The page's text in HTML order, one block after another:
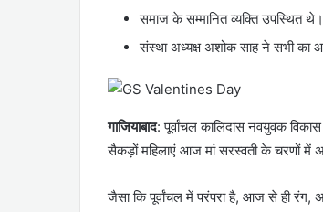
समाज के सम्मानित व्यक्ति उपस्थित थे।
संस्था अध्यक्ष अशोक साह ने सभी का
गाजियाबाद: पूर्वांचल कालिदास नवयुवक
सैकड़ों महिलाएं आज मां सरस्वती के चरणों में
जैसा कि पूर्वांचल में परंपरा है, आज से ही रंग,